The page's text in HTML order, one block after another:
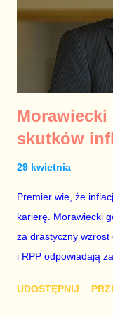
skutków
29 kwietnia
Premier wie, że
karierę. Morawiecki
za drastyczny
i RPP odpowiadają
kontaktu z prawdą i
UDOSTĘPNIJ